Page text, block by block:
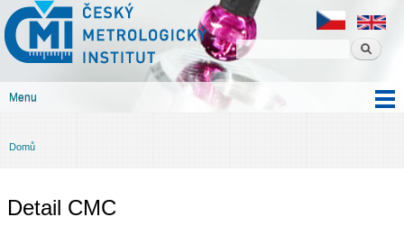
obsahu
Český
metrologický
institut
Menu
Jste zde
Domů
Detail CMC